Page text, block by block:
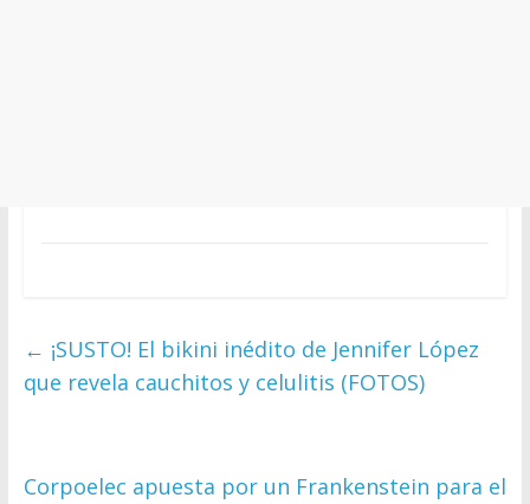
← ¡SUSTO! El bikini inédito de Jennifer López
que revela cauchitos y celulitis (FOTOS)
Corpoelec apuesta por un Frankenstein para el